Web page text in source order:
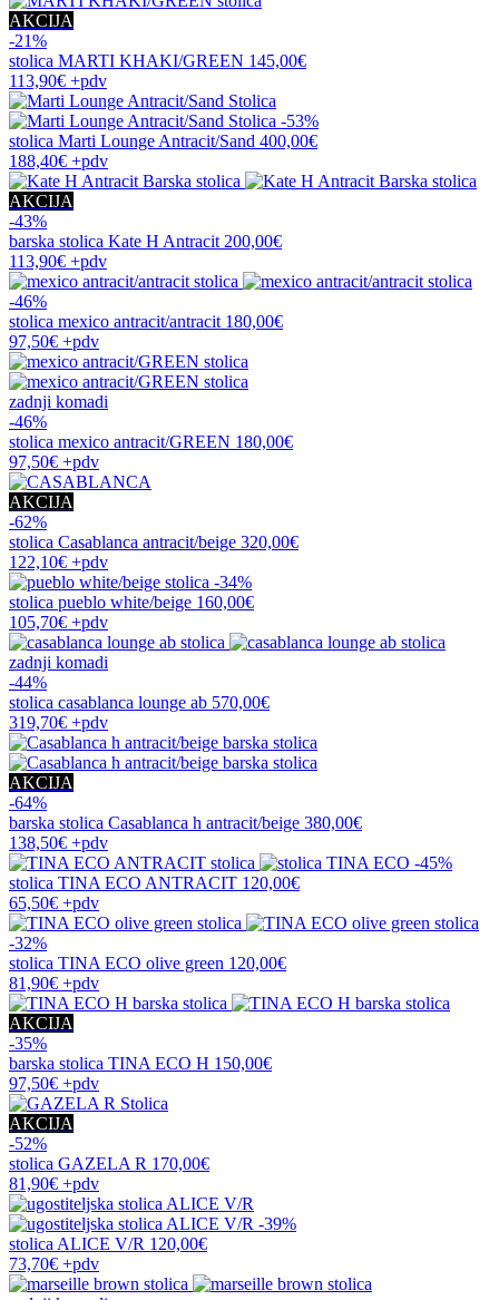
AKCIJA
-21%
stolica MARTI KHAKI/GREEN 145,00€
113,90€ +pdv
-53%
stolica Marti Lounge Antracit/Sand 400,00€
188,40€ +pdv
AKCIJA
-43%
barska stolica Kate H Antracit 200,00€
113,90€ +pdv
-46%
stolica mexico antracit/antracit 180,00€
97,50€ +pdv
zadnji komadi
-46%
stolica mexico antracit/GREEN 180,00€
97,50€ +pdv
AKCIJA
-62%
stolica Casablanca antracit/beige 320,00€
122,10€ +pdv
-34%
stolica pueblo white/beige 160,00€
105,70€ +pdv
zadnji komadi
-44%
stolica casablanca lounge ab 570,00€
319,70€ +pdv
AKCIJA
-64%
barska stolica Casablanca h antracit/beige 380,00€
138,50€ +pdv
-45%
stolica TINA ECO ANTRACIT 120,00€
65,50€ +pdv
-32%
stolica TINA ECO olive green 120,00€
81,90€ +pdv
AKCIJA
-35%
barska stolica TINA ECO H 150,00€
97,50€ +pdv
AKCIJA
-52%
stolica GAZELA R 170,00€
81,90€ +pdv
-39%
stolicaALICE V/R 120,00€
73,70€ +pdv